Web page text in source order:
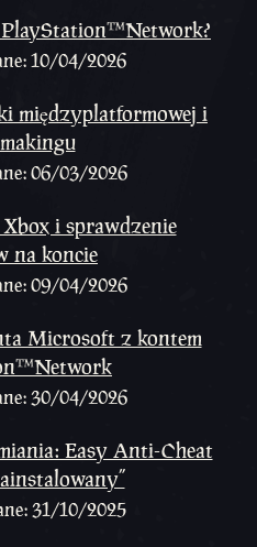
PlayStation™Network?
10/04/2026
międzyplatformowej i
06/03/2026
i sprawdzenie
na koncie
09/04/2026
Microsoft z kontem
30/04/2026
Easy Anti-Cheat
31/10/2025